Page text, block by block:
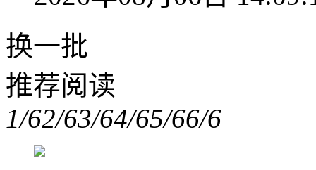
换一批
推荐阅读
1/62/63/64/65/66/6